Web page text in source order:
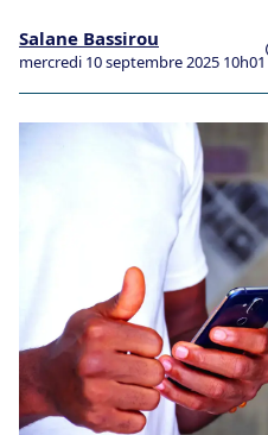
Salane Bassirou
mercredi 10 septembre 2025 10h01